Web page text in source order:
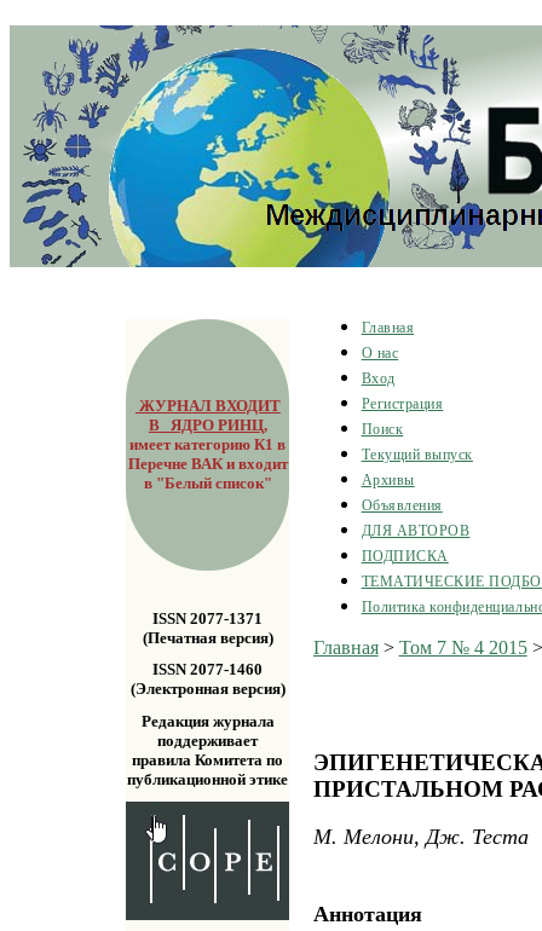
ЖУРНАЛ ВХОДИТ
В ЯДРО РИНЦ,
имеет категорию К1 в
Перечне ВАК и входит
в "Белый список"
ISSN 2077-1371
(Печатная версия)
ISSN 2077-1460
(Электронная версия)
Редакция журнала
поддерживает
правила Комитета по
публикационной этике
Главная
О нас
Вход
Регистрация
Поиск
Текущий выпуск
Архивы
Объявления
ДЛЯ АВТОРОВ
ПОДПИСКА
ТЕМАТИЧЕСКИЕ
Политика
Главная> Том 7 № 4 2015
ПРИСТАЛЬНОМ
М. Мелони, Дж. Теста
Аннотация